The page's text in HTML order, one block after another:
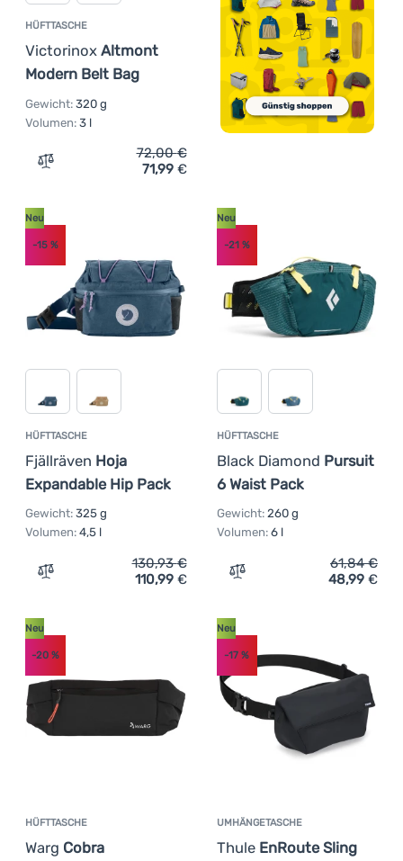
HÜFTTASCHE
Victorinox Altmont
Modern Belt Bag
Gewicht: 320 g
Volumen: 3 l
Zum Vergleich 'Hüfttasche Victorinox Altmont Modern
72,00€
71,99 €
HÜFTTASCHE
Fjällräven Hoja
Expandable Hip Pack
Neu
-15 %
Gewicht: 325 g
Volumen: 4,5 l
Zum Vergleich 'Hüfttasche Fjällräven Hoja Expandable
130,93€
110,99 €
HÜFTTASCHE
Black Diamond Pursuit
6 Waist Pack
Neu
-21 %
Gewicht: 260 g
Volumen: 6 l
Zum Vergleich
61,84€
48,99 €
HÜFTTASCHE
Warg Cobra
Neu
-20 %
UMHÄNGETASCHE
Thule EnRoute Sling
Neu
-17 %